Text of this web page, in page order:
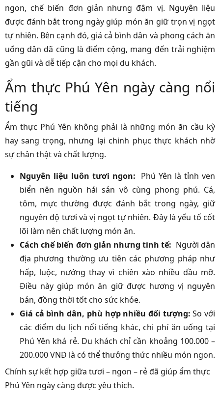
ngon, chế biến đơn giản nhưng đậm vị. Nguyên liệu
được đánh bắt trong ngày giúp món ăn giữ trọn vị ngọt
tự nhiên. Bên cạnh đó, giá cả bình dân và phong cách ăn
uống dân dã cũng là điểm cộng, mang đến trải nghiệm
gần gũi và dễ tiếp cận cho mọi du khách.
Ẩm thực Phú Yên ngày càng nổi
tiếng
Ẩm thực Phú Yên không phải là những món ăn cầu kỳ
hay sang trọng, nhưng lại chinh phục thực khách nhờ
sự chân thật và chất lượng.
Nguyên liệu luôn tươi ngon: Phú Yên là tỉnh ven
biển nên nguồn hải sản vô cùng phong phú. Cá,
tôm, mực thường được đánh bắt trong ngày, giữ
nguyên độ tươi và vị ngọt tự nhiên. Đây là yếu tố cốt
lõi làm nên chất lượng món ăn.
Cách chế biến đơn giản nhưng tinh tế: Người dân
địa phương thường ưu tiên các phương pháp như
hấp, luộc, nướng thay vì chiên xào nhiều dầu mỡ.
Điều này giúp món ăn giữ được hương vị nguyên
bản, đồng thời tốt cho sức khỏe.
Giá cả bình dân, phù hợp nhiều đối tượng:So với
các điểm du lịch nổi tiếng khác, chi phí ăn uống tại
Phú Yên khá rẻ. Du khách chỉ cần khoảng 100.000 –
200.000 VNĐ là có thể thưởng thức nhiều món ngon.
Chính sự kết hợp giữa tươi – ngon – rẻ đã giúp ẩm thực
Phú Yên ngày càng được yêu thích.